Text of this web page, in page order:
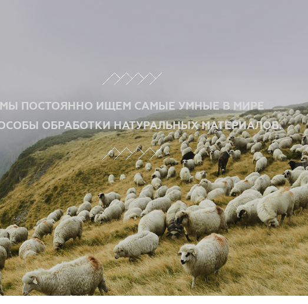
МЫ ПОСТОЯННО ИЩЕМ САМЫЕ УМНЫЕ В МИРЕ
ОБРАБОТКИ НАТУРАЛЬНЫХ МАТЕРИАЛОВ.